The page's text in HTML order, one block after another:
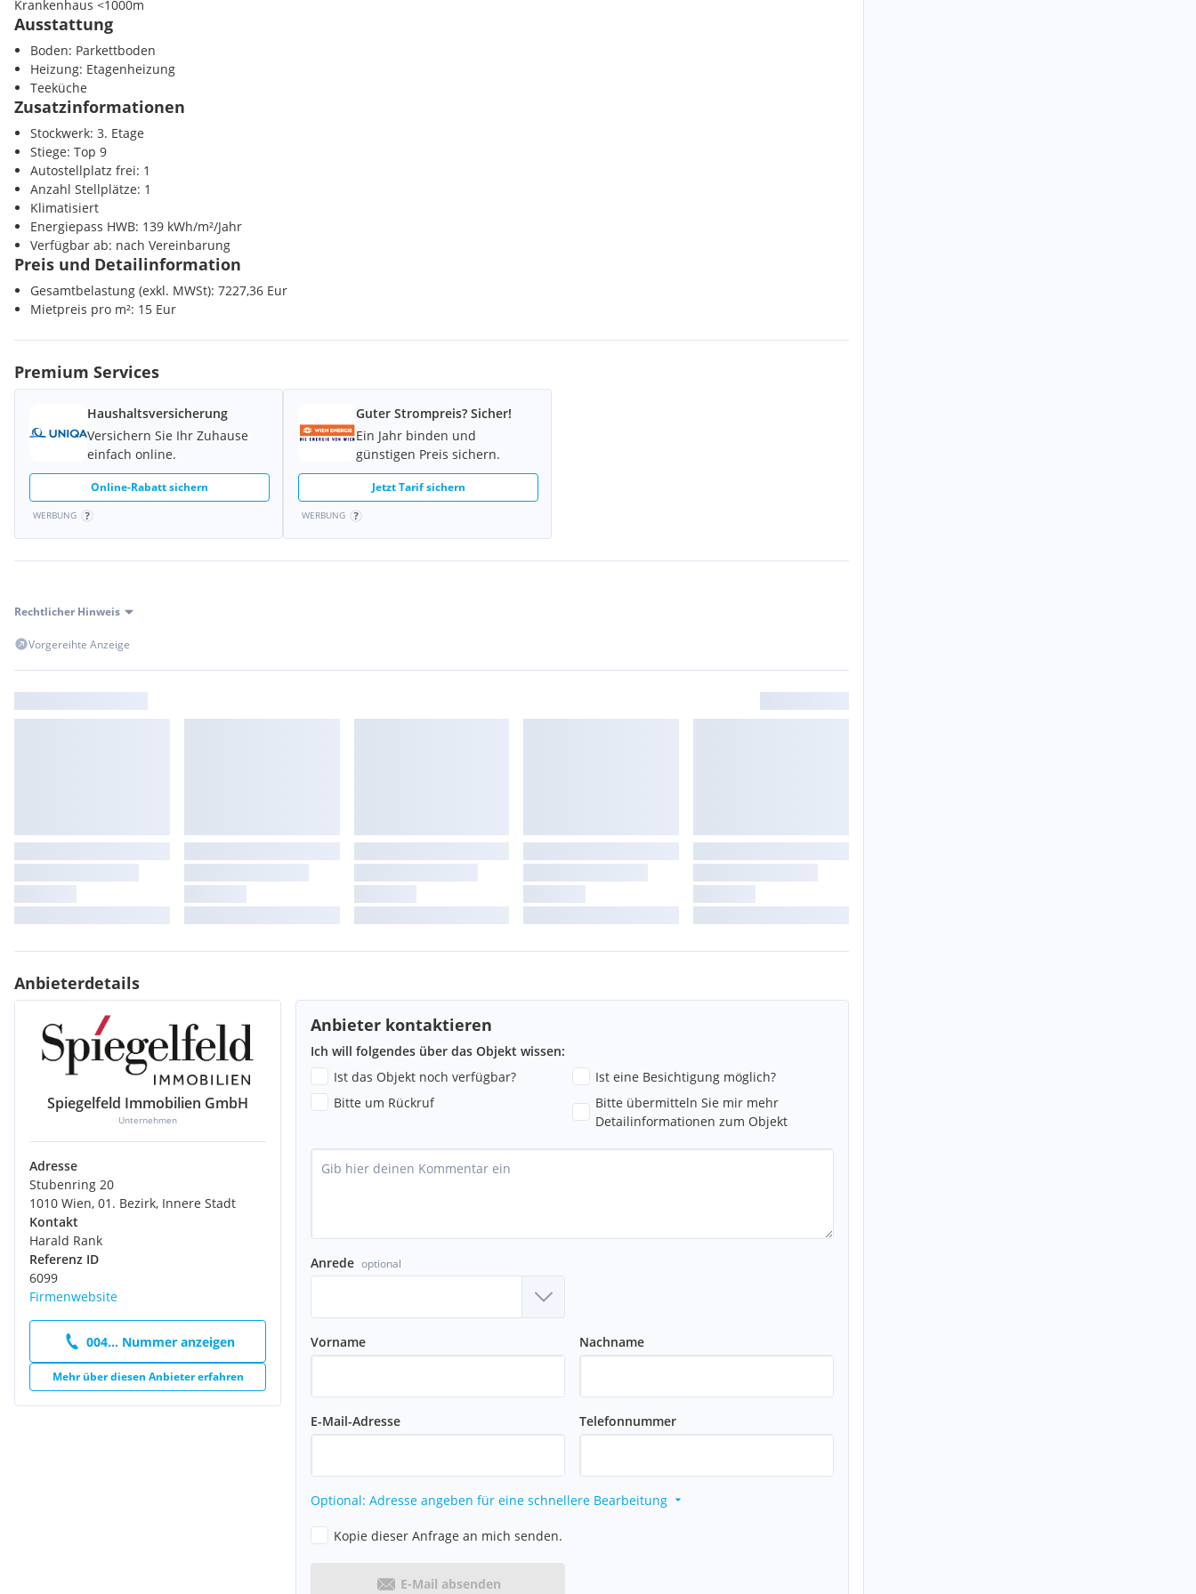
U-Bahn Linie 1, 2, 4
Badner Bahn
Individualverkehr unmittelbar angebunden:
Heumarkt
Marokkanergasse
Ring
Krankenhaus <1000m
Kinder / Schulen
Schule <500m
Kindergarten <500m
Universität <500m
Höhere Schule <1000m
Nahversorgung
Supermarkt <500m
Bäckerei <500m
Einkaufszentrum <1000m
Verkehr
U-Bahn <500m
Bahnhof <500m
Autobahnanschluss <3000m
Sonstige
Post <500m
Ausstattung
Boden: Parkettboden
Heizung: Etagenheizung
Teeküche
Zusatzinformationen
Stockwerk: 3. Etage
Stiege: Top 9
Autostellplatz frei: 1
Anzahl Stellplätze: 1
Klimatisiert
Energiepass HWB: 139 kWh/m²/Jahr
Verfügbar ab: nach Vereinbarung
Preis und Detailinformation
Gesamtbelastung (exkl. MWSt): 7227,36 Eur
Mietpreis pro m²: 15 Eur
Premium Services
Haushaltsversicherung
Versichern Sie Ihr Zuhause
einfach online.
Online-Rabatt sichern
WERBUNG
Guter Strompreis? Sicher!
Ein Jahr binden und
günstigen Preis sichern.
Jetzt Tarif sichern
WERBUNG
Rechtlicher Hinweis
Vorgereihte Anzeige
Anbieterdetails
Spiegelfeld Immobilien GmbH
Unternehmen
Adresse
Stubenring 20
1010 Wien, 01. Bezirk, Innere Stadt
Kontakt
Harald Rank
Referenz ID
6099
Firmenwebsite
004... Nummer anzeigen
Mehr über diesen Anbieter erfahren
Anbieter kontaktieren
Ich will folgendes über das Objekt wissen:
Ist das Objekt noch verfügbar?
Ist eine Besichtigung möglich?
Bitte um Rückruf
Bitte übermitteln Sie mir mehr
Detailinformationen zum Objekt
Anrede optional
Vorname Nachname
E-Mail-Adresse Telefonnummer
Optional: Adresse angeben für eine schnellere Bearbeitung
Kopie dieser Anfrage an mich senden.
E-Mail absenden